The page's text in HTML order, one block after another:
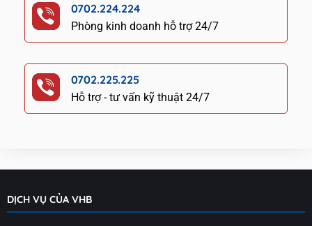
0702.224.224
Phòng kinh doanh hỗ trợ 24/7
0702.225.225
Hỗ trợ - tư vấn kỹ thuật 24/7
DỊCH VỤ CỦA VHB